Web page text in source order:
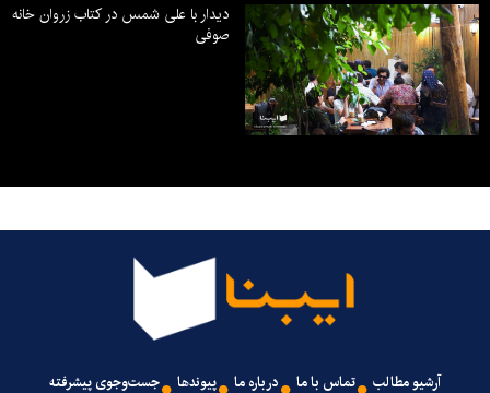
دیدار با علی شمس در کتاب زروان خانه
صوفی
آرشیو مطالب تماس با ما درباره ما پیوندها جست‌وجوی پیشرفته